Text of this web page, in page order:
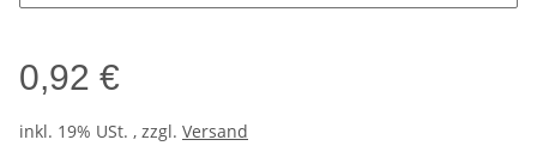
0,92 €
inkl. 19% USt. , zzgl. Versand